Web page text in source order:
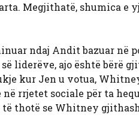
Megjithatë, shumica e
ndaj Andit bazuar në
liderëve, ajo është bërë
kur Jen u votua,
rrjetet sociale për ta
të thotë se Whitney